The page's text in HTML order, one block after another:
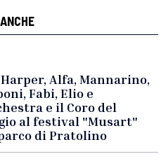
Alfa, Mannarino,
Fabi, Elio e
e il Coro del
al festival "Musart"
di Pratolino